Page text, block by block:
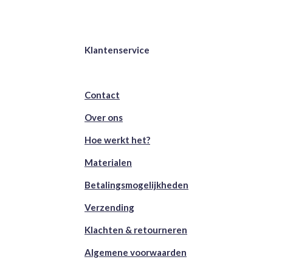
Klantenservice
Contact
Over ons
Hoe werkt het?
Materialen
Betalingsmogelijkheden
Verzending
Klachten & retourneren
Algemene voorwaarden